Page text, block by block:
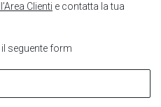
Clienti e contatta la tua
seguente form